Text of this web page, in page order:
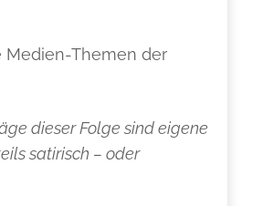
Medien-Themen der
dieser Folge sind eigene
satirisch – oder